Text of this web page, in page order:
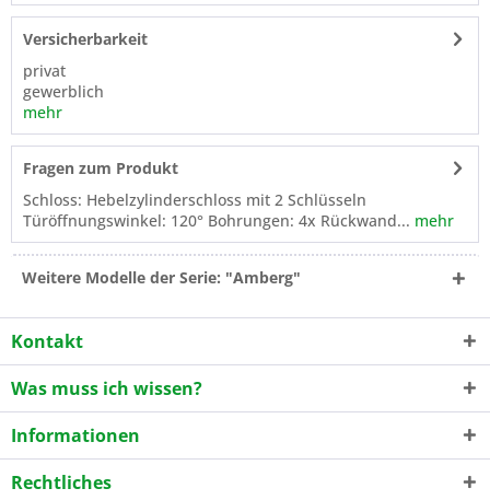
Versicherbarkeit
privat
gewerblich
mehr
Fragen zum Produkt
Schloss: Hebelzylinderschloss mit 2 Schlüsseln
Türöffnungswinkel: 120° Bohrungen: 4x Rückwand... mehr
Weitere Modelle der Serie: "Amberg"
Kontakt
Was muss ich wissen?
Informationen
Rechtliches